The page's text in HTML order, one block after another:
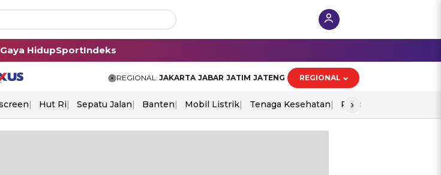
Gaya HidupSportIndeks
REGIONAL: JAKARTA JABAR JATIM JATENG REGIONAL
Hut Ri Sepatu Jalan Banten Mobil Listrik Tenaga Kesehatan Piala Aff 2026
›